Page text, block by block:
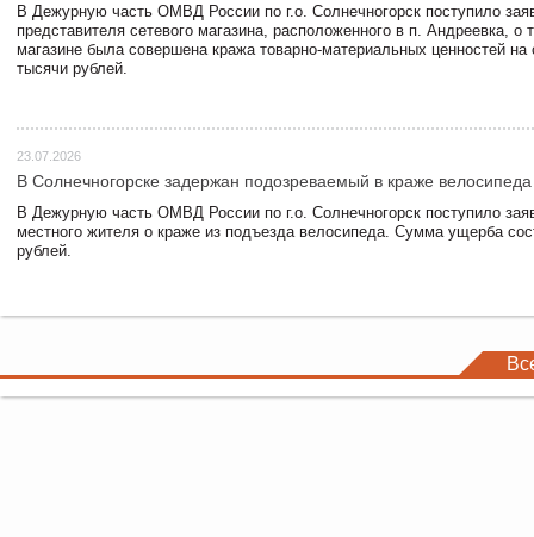
В Дежурную часть ОМВД России по г.о. Солнечногорск поступило
представителя сетевого магазина, расположенного в п. Андреевка, о
магазине была совершена кража товарно-материальных ценностей
тысячи рублей.
23.07.2026
В Солнечногорске задержан подозреваемый в краже велосипеда
В Дежурную часть ОМВД России по г.о. Солнечногорск поступило
местного жителя о краже из подъезда велосипеда. Сумма ущерба
рублей.